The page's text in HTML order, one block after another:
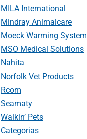
MILA International
Mindray Animalcare
Moeck Warming System
MSO Medical Solutions
Nahita
Norfolk Vet Products
Rcom
Seamaty
Walkin’ Pets
Categorias